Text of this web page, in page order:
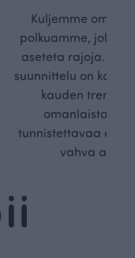
Kuljemme omaa,
polkuamme, jolla
aseteta rajoja.
suunnittelu on
kauden
omanlaista,
tunnistettavaa
vahva